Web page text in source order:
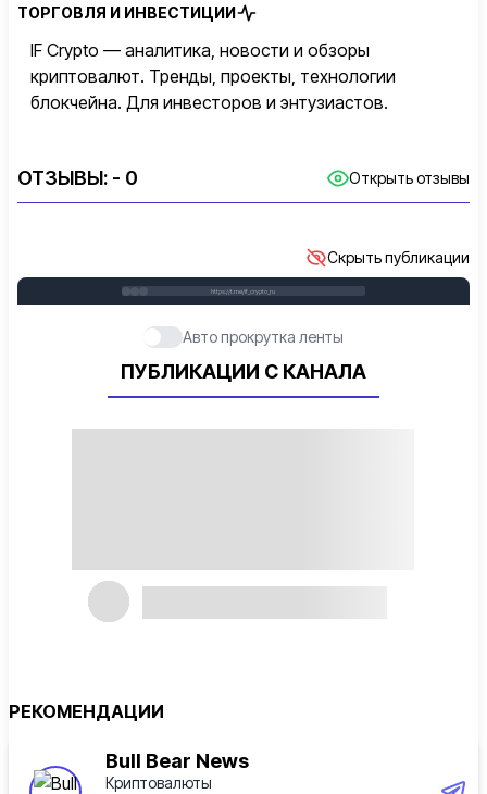
ТОРГОВЛЯ И ИНВЕСТИЦИИ
IF Crypto — аналитика, новости и обзоры
криптовалют. Тренды, проекты, технологии
блокчейна. Для инвесторов и энтузиастов.
ОТЗЫВЫ: - 0 Открыть отзывы
Скрыть публикации
https://t.me/if_crypto_ru
Авто прокрутка ленты
ПУБЛИКАЦИИ С КАНАЛА
РЕКОМЕНДАЦИИ
Bull Bear News
Криптовалюты